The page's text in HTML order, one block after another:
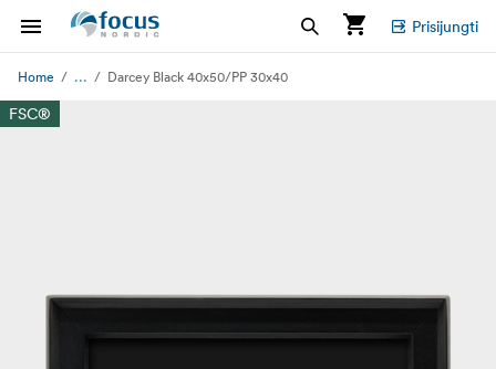
Prisijungti
Home ... Darcey Black 40x50/PP 30x40
FSC®